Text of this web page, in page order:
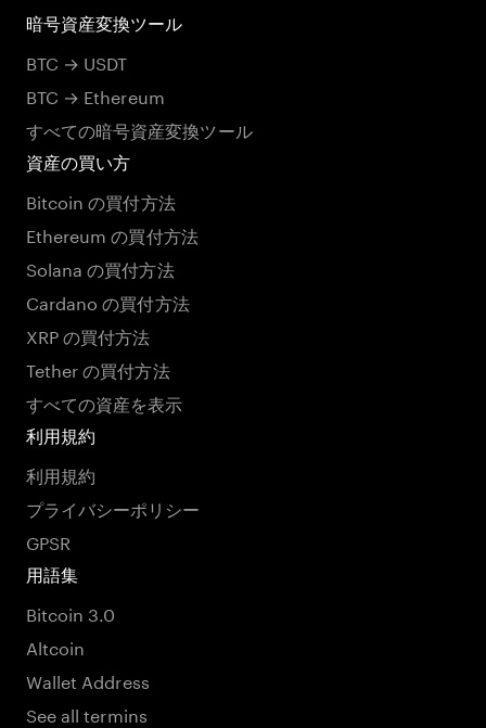
暗号資産変換ツール
BTC → USDT
BTC → Ethereum
すべての暗号資産変換ツール
資産の買い方
Bitcoin の買付方法
Ethereum の買付方法
Solana の買付方法
Cardano の買付方法
XRP の買付方法
Tether の買付方法
すべての資産を表示
利用規約
利用規約
プライバシーポリシー
GPSR
用語集
Bitcoin 3.0
Altcoin
Wallet Address
See all termins